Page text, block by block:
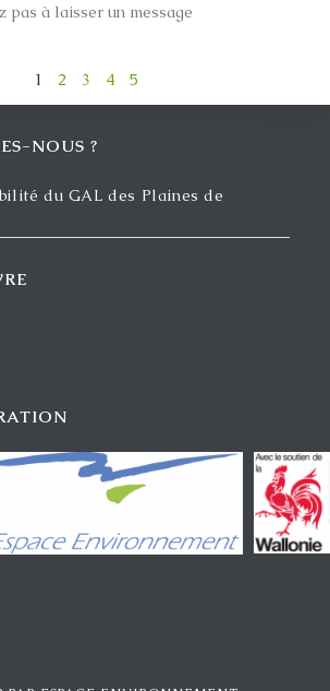
pas à laisser un message
1 2 3 4 5
NOUS ?
du GAL des Plaines de